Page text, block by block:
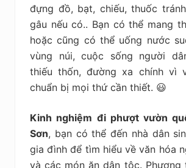
đựng đồ, bạt, chiếu, thuốc
gâu nếu có.. Bạn có thể mang
hoặc cũng có thể uống nước
vùng núi, cuộc sống người
thiếu thốn, đường xa chính vì
chuẩn bị mọi thứ cần thiết. 😃
Kinh nghiệm đi phượt vườn
Sơn, bạn có thể đến nhà dân
gia đình để tìm hiểu về văn hóa
và các món ăn dân tộc. Phương